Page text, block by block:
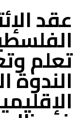
عقد
تعلم
الندوة